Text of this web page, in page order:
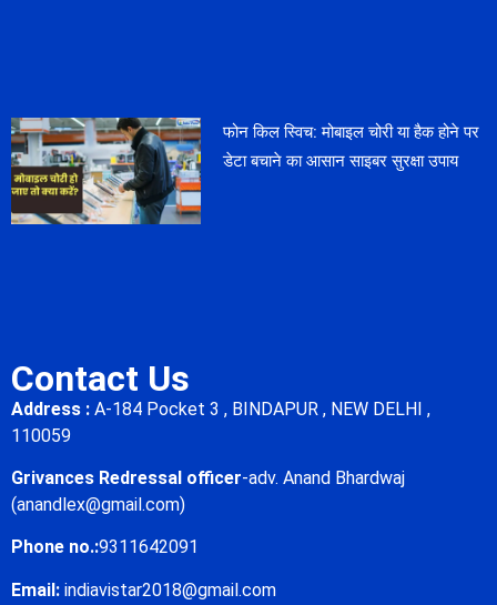
फोन किल स्विच: मोबाइल चोरी या हैक होने पर
डेटा बचाने का आसान साइबर सुरक्षा उपाय
Contact Us
Address : A-184 Pocket 3 , BINDAPUR , NEW DELHI ,
110059
Grivances Redressal officer-adv. Anand Bhardwaj
(anandlex@gmail.com)
Phone no.:9311642091
Email: indiavistar2018@gmail.com